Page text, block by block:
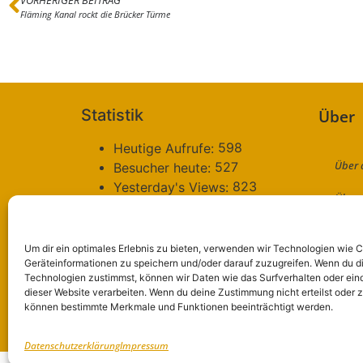
Um dir ein optimales Erlebnis zu bieten, verwenden wir Technologien wie
Geräteinformationen zu speichern und/oder darauf zuzugreifen. Wenn du
Technologien zustimmst, können wir Daten wie das Surfverhalten oder
dieser Website verarbeiten. Wenn du deine Zustimmung nicht erteilst oder
können bestimmte Merkmale und Funktionen beeinträchtigt werden.
DatenschutzerklärungImpressum
Fläming Kanal rockt die Brücker Türme
Statistik
Heutige Aufrufe: 598
Besucher heute: 527
Yesterday's Views: 823
Besucher gesamt:2.873.164
Gesamt Beiträge:4.796
Gesamt Kommentare:479
Gesamt Benutzer:99
Über
Über
Über